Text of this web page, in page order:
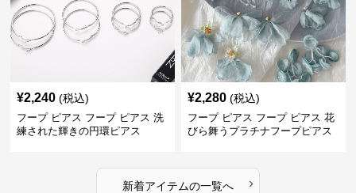
¥2,240 (税込)
フープ ピアス フープ ピアス 洗
練された輝きの円環ピアス
¥2,280 (税込)
フープ ピアス フープ ピアス 花
びら舞うプラチナフープピアス
新着アイテムの一覧へ ›